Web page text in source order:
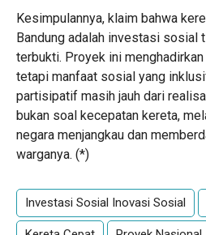
Kesimpulannya, klaim bahwa
Bandung adalah investasi sosial
terbukti. Proyek ini
tetapi manfaat sosial yang
partisipatif masih jauh dari
bukan soal kecepatan kereta,
negara menjangkau dan
warganya. (*)
Investasi Sosial Inovasi Sosial